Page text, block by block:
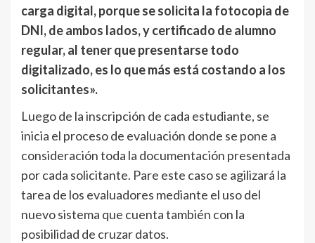
carga digital, porque se solicita la fotocopia de
DNI, de ambos lados, y certificado de alumno
regular, al tener que presentarse todo
digitalizado, es lo que más está costando a los
solicitantes».
Luego de la inscripción de cada estudiante, se
inicia el proceso de evaluación donde se pone a
consideración toda la documentación presentada
por cada solicitante. Pare este caso se agilizará la
tarea de los evaluadores mediante el uso del
nuevo sistema que cuenta también con la
posibilidad de cruzar datos.